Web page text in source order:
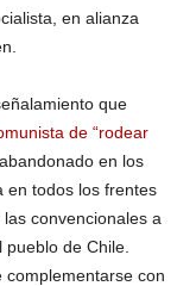
en alianza
que
de “rodear
en los
en todos los frentes
convencionales a
de Chile.
complementarse con